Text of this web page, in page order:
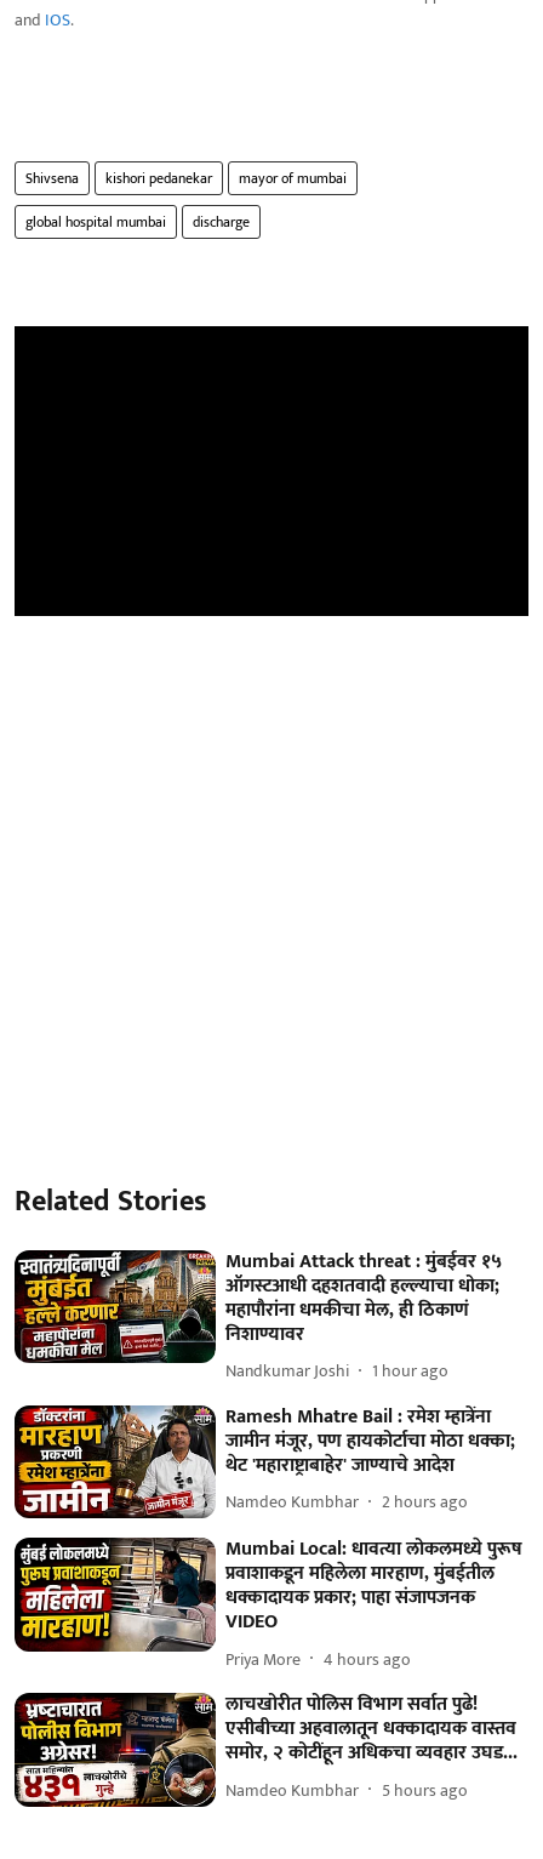
and IOS.
Shivsena kishori pedanekar
mayor of mumbai
global hospital mumbai
discharge
Related Stories
Mumbai Attack threat : मुंबईवर १५
ऑगस्टआधी दहशतवादी हल्ल्याचा धोका;
महापौरांना धमकीचा मेल, ही ठिकाणं
निशाण्यावर
Nandkumar Joshi 1 hour ago
Ramesh Mhatre Bail : रमेश म्हात्रेंना
जामीन मंजूर, पण हायकोर्टाचा मोठा धक्का;
थेट 'महाराष्ट्राबाहेर' जाण्याचे आदेश
Namdeo Kumbhar 2 hours ago
Mumbai Local: धावत्या लोकलमध्ये पुरूष
प्रवाशाकडून महिलेला मारहाण, मुंबईतील
धक्कादायक प्रकार; पाहा संजापजनक
VIDEO
Priya More 4 hours ago
लाचखोरीत पोलिस विभाग सर्वात पुढे!
एसीबीच्या अहवालातून धक्कादायक वास्तव
समोर, २ कोटींहून अधिकचा व्यवहार उघड...
Namdeo Kumbhar 5 hours ago